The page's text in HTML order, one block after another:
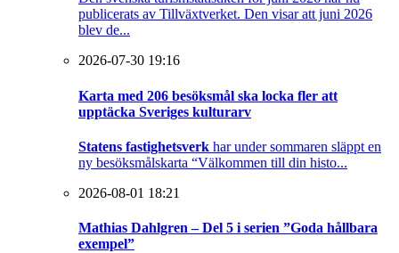
publicerats av Tillväxtverket. Den visar att juni 2026
blev de...
2026-07-30 19:16
Karta med 206 besöksmål ska locka fler att
upptäcka Sveriges kulturarv
Statens fastighetsverk har under sommaren släppt en
ny besöksmålskarta “Välkommen till din histo...
2026-08-01 18:21
Mathias Dahlgren – Del 5 i serien ”Goda hållbara
exempel”